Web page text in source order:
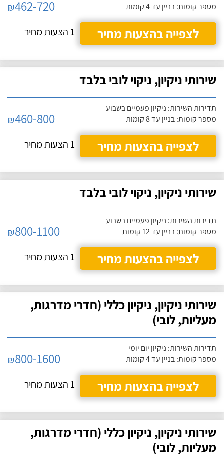
מספר קומות: בניין עד 4 קומות
₪462-720
לצפייה בהצעות מחיר
1 הצעות מחיר
שירותי ניקיון, ניקוי לובי בלבד
תדירות השירות: ניקיון פעמיים בשבוע
מספר קומות: בניין עד 8 קומות
₪460-800
לצפייה בהצעות מחיר
1 הצעות מחיר
שירותי ניקיון, ניקוי לובי בלבד
תדירות השירות: ניקיון פעמיים בשבוע
מספר קומות: בניין עד 12 קומות
₪800-1100
לצפייה בהצעות מחיר
1 הצעות מחיר
שירותי ניקיון, ניקיון כללי (חדרי מדרגות,
מעליות, לובי)
תדירות השירות: ניקיון יום יומי
מספר קומות: בניין עד 4 קומות
₪800-1600
לצפייה בהצעות מחיר
1 הצעות מחיר
שירותי ניקיון, ניקיון כללי (חדרי מדרגות,
מעליות, לובי)